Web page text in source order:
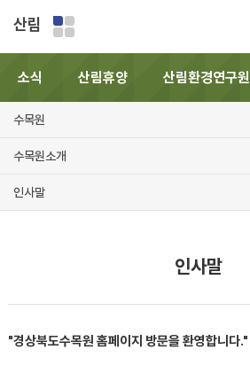
산림
소식 산림휴양 산림환경연구원
수목원
수목원소개
인사말
인사말
"경상북도수목원 홈페이지 방문을 환영합니다."